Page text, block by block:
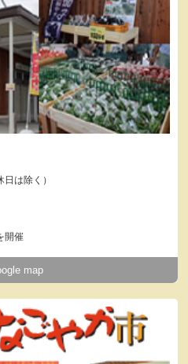
は除く）
開催
map